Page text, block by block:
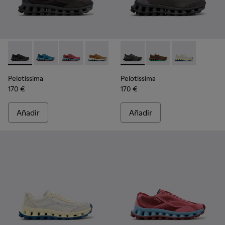
Pelotissima - K101109-006 - Zapatillas negras de
Pelotissima - K101109-011 - Zapatillas azules de
Pelotissima - K101109-010 - Zapatillas
Pelotissima - K101109-007 -
Pelotissima
170 €
Añadir
Pelotissima - K101150-001
Pelotissima -Pelotissima -
Pelotissima
170 €
Añadir